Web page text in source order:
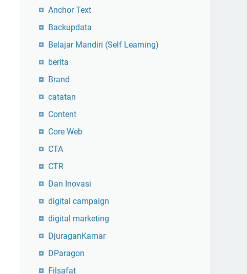
Anchor Text
Backupdata
Belajar Mandiri (Self Learning)
berita
Brand
catatan
Content
Core Web
CTA
CTR
Dan Inovasi
digital campaign
digital marketing
DjuraganKamar
DParagon
Filsafat